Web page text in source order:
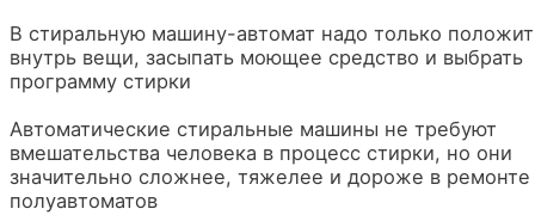
В стиральную машину-автомат надо только
внутрь вещи, засыпать моющее средство и выбрать
программу стирки
Автоматические стиральные машины не требуют
вмешательства человека в процесс стирки, но они
значительно сложнее, тяжелее и дороже в ремонте
полуавтоматов